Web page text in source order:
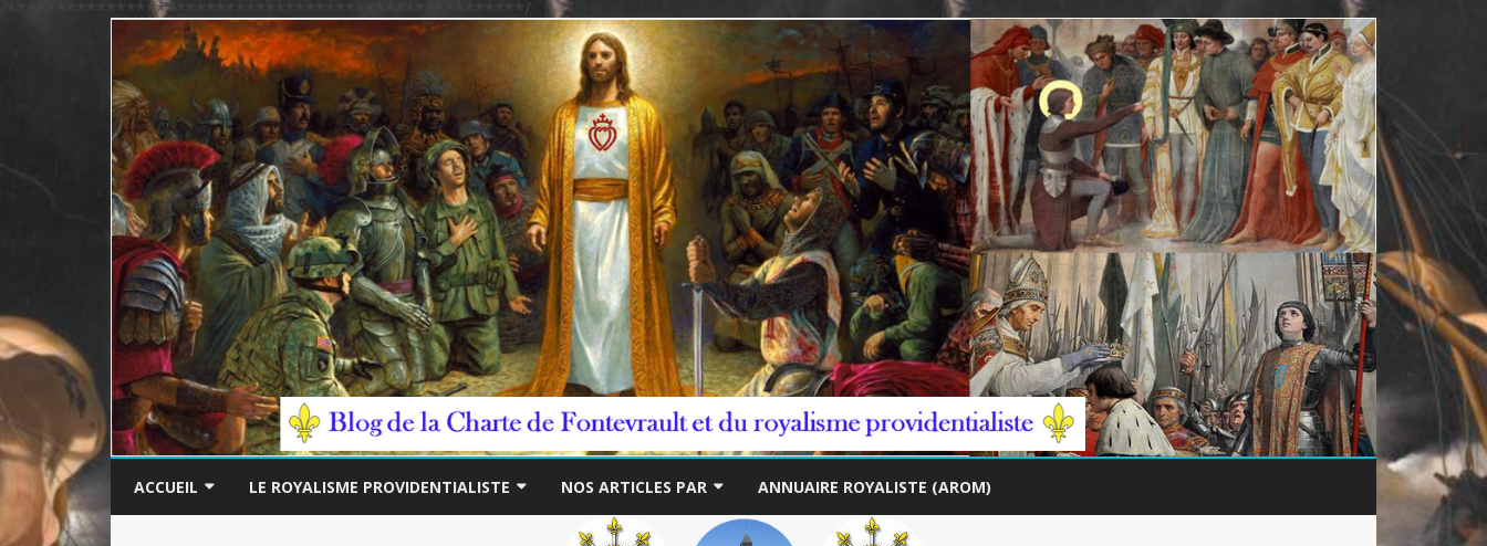
/****************************************************/
to
ACCUEIL LE ROYALISME PROVIDENTIALISTE NOS ARTICLES PAR
THÉME
ANNUAIRE ROYALISTE (AROM)